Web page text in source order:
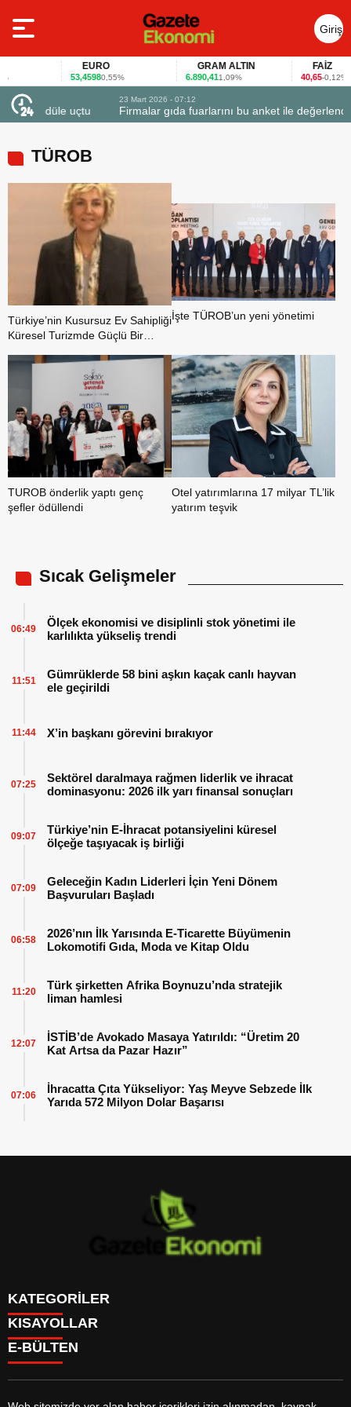
Giriş
Yap
EURO
53,45980,55%
GRAM ALTIN
6.890,411,09%
FAİZ
40,65-0,12%
23 Mart 2026 - 07:12
Firmalar gıda fuarlarını bu anket ile değerlendirdi
TÜROB
Türkiye’nin Kusursuz Ev Sahipliği
Küresel Turizmde Güçlü Bir
İşte TÜROB’un yeni yönetimi
TUROB önderlik yaptı genç
şefler ödüllendi
Otel yatırımlarına 17 milyar TL’lik
yatırım teşvik
Sıcak Gelişmeler
Ölçek ekonomisi ve disiplinli stok yönetimi ile
karlılıkta yükseliş trendi
06:49
Gümrüklerde 58 bini aşkın kaçak canlı hayvan
ele geçirildi
11:51
X’in başkanı görevini bırakıyor
11:44
Sektörel daralmaya rağmen liderlik ve ihracat
dominasyonu: 2026 ilk yarı finansal sonuçları
07:25
Türkiye’nin E-İhracat potansiyelini küresel
ölçeğe taşıyacak iş birliği
09:07
Geleceğin Kadın Liderleri İçin Yeni Dönem
Başvuruları Başladı
07:09
2026’nın İlk Yarısında E-Ticarette Büyümenin
Lokomotifi Gıda, Moda ve Kitap Oldu
06:58
Türk şirketten Afrika Boynuzu’nda stratejik
liman hamlesi
11:20
İSTİB’de Avokado Masaya Yatırıldı: “Üretim 20
Kat Artsa da Pazar Hazır”
12:07
İhracatta Çıta Yükseliyor: Yaş Meyve Sebzede İlk
Yarıda 572 Milyon Dolar Başarısı
07:06
KATEGORİLER
GÜNDEM
DÜNYA
SİYASET
MAGAZİN
KISAYOLLAR
BURÇLAR
E-BÜLTEN